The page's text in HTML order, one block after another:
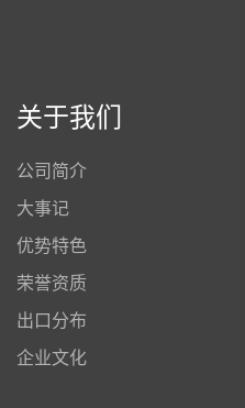
关于我们
公司简介
大事记
优势特色
荣誉资质
出口分布
企业文化